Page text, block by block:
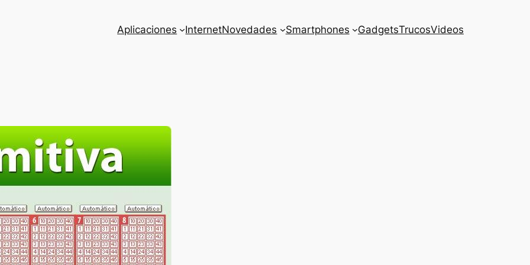
Aplicaciones InternetNovedades Smartphones GadgetsTrucosVideos